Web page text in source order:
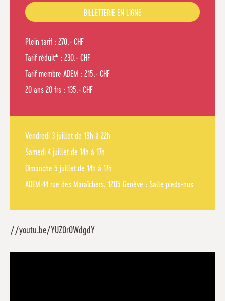
BILLETTERIE EN LIGNE
Plein tarif : 270.- CHF
Tarif réduit* : 230.- CHF
Tarif membre ADEM : 215.- CHF
20 ans 20 frs : 135.- CHF
Vendredi 3 juillet de 19h à 22h
Samedi 4 juillet de 14h à 17h
Dimanche 5 juillet de 14h à 17h
ADEM 44 rue des Maraîchers, 1205 Genève : Salle pieds-nus
//youtu.be/YUZOr0WdgdY